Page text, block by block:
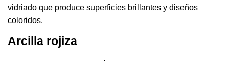
vidriado que produce superficies brillantes y diseños
coloridos.
Arcilla rojiza